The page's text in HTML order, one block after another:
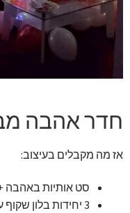
זר מתוק
בלונים בראשון לציון
תשלום
מחירון משלוחי בלונים
קטלוג מוצרים
חדר אהבה
אז מה מקבלים בעיצוב:
סט אותיות באהבה
3 יחידות בלון